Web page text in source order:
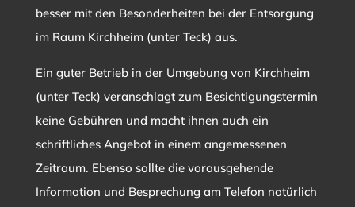
besser mit den Besonderheiten bei der Entsorgung
im Raum Kirchheim (unter Teck) aus.
Ein guter Betrieb in der Umgebung von Kirchheim
(unter Teck) veranschlagt zum Besichtigungstermin
keine Gebühren und macht ihnen auch ein
schriftliches Angebot in einem angemessenen
Zeitraum. Ebenso sollte die vorausgehende
Information und Besprechung am Telefon natürlich